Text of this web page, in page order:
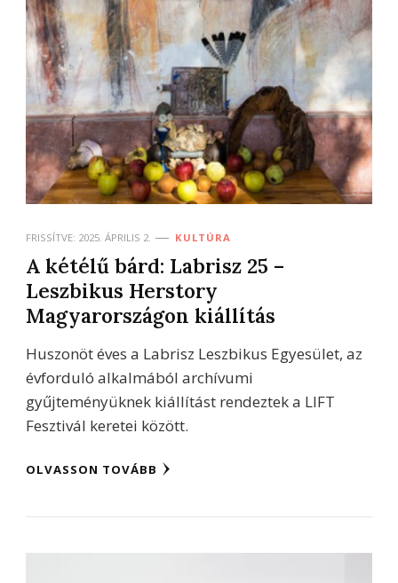
FRISSÍTVE: 2025. ÁPRILIS 2. KULTÚRA
A kétélű bárd: Labrisz 25 –
Leszbikus Herstory
Magyarországon kiállítás
Huszonöt éves a Labrisz Leszbikus Egyesület, az
évforduló alkalmából archívumi
gyűjteményüknek kiállítást rendeztek a LIFT
Fesztivál keretei között.
OLVASSON TOVÁBB